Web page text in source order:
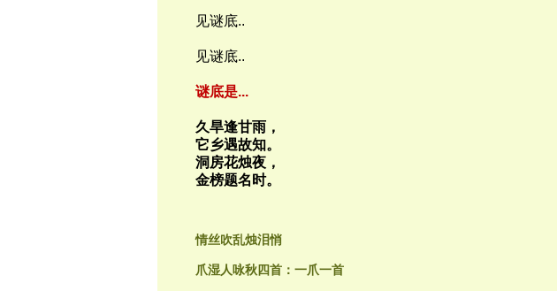
见谜底..
见谜底..
谜底是...
久旱逢甘雨，
它乡遇故知。
洞房花烛夜，
金榜题名时。
情丝吹乱烛泪悄
爪湿人咏秋四首：一爪一首